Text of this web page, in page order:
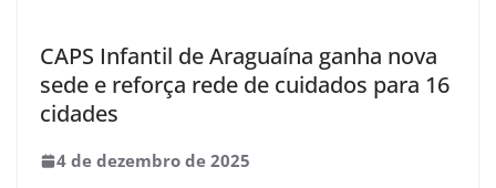
CAPS Infantil de Araguaína ganha nova
sede e reforça rede de cuidados para 16
cidades
4 de dezembro de 2025